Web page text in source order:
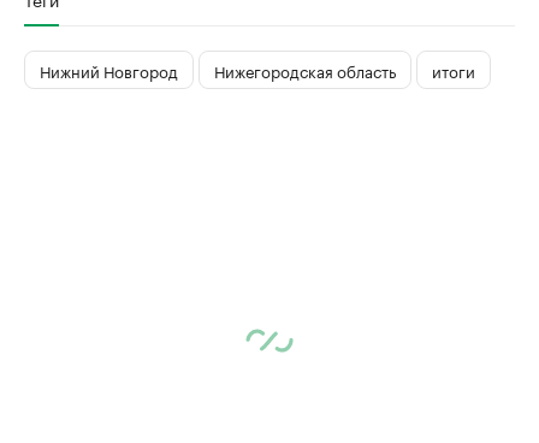
Нижний Новгород Нижегородская область итоги